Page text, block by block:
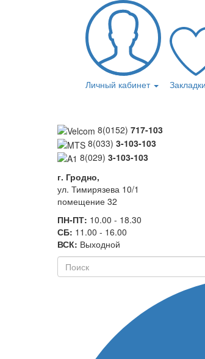
Личный кабинет
8(0152) 717-103
8(033) 3-103-103
8(029) 3-103-103
г. Гродно,
ул. Тимирязева 10/1
помещение 32
ПН-ПТ: 10.00 - 18.30
СБ: 11.00 - 16.00
ВСК: Выходной